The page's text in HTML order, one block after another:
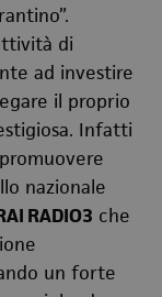
di
ad investire
il proprio
Infatti
nazionale
RADIO3 che
un forte